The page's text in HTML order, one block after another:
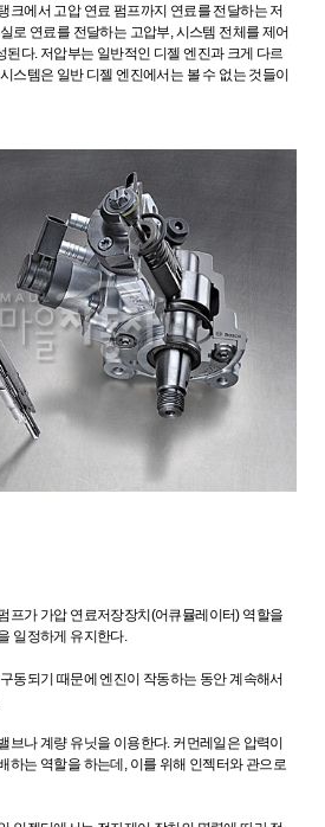
크에서 고압 연료 펌프까지 연료를 전달하는 저
로 연료를 전달하는 고압부, 시스템 전체를 제어
다. 저압부는 일반적인 디젤 엔진과 크게 다르
스템은 일반 디젤 엔진에서는 볼 수 없는 것들이
프가 가압 연료저장장치(어큐뮬레이터) 역할을
일정하게 유지한다.
동되기 때문에 엔진이 작동하는 동안 계속해서
브나 계량 유닛을 이용한다. 커먼레일은 압력이
하는 역할을 하는데, 이를 위해 인젝터와 관으로